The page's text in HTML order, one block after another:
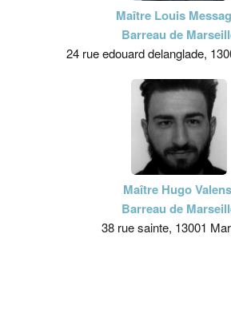
Maître Louis
Barreau de
24 rue edouard delanglade,
Maître Hugo
Barreau de
38 rue sainte, 13001